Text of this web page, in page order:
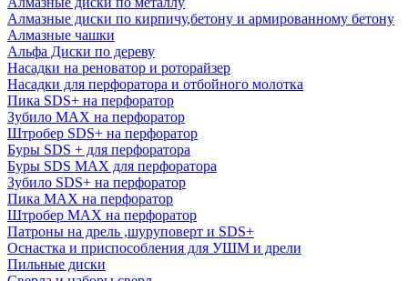
Алмазные диски по кирпичу,бетону и армированному бетону
Алмазные чашки
Альфа Диски по дереву
Насадки на реноватор и роторайзер
Насадки для перфоратора и отбойного молотка
Пика SDS+ на перфоратор
Зубило MAX на перфоратор
Штробер SDS+ на перфоратор
Буры SDS + для перфоратора
Буры SDS MAX для перфоратора
Зубило SDS+ на перфоратор
Пика MAX на перфоратор
Штробер MAX на перфоратор
Патроны на дрель ,шуруповерт и SDS+
Оснастка и приспособления для УШМ и дрели
Пильные диски